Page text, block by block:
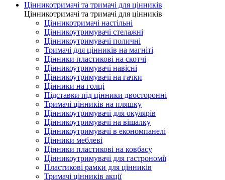
Цінникотримачі та тримачі для цінників
Цінникотримачі та тримачі для цінників
Цінникотримачі настільні
Цінникоутримувачі стелажні
Цінникоутримувачі поличні
Тримачі для цінників на магніті
Цінники пластикові на скотчі
Цінникоутримувачі навісні
Цінникоутримувачі на гачки
Цінники на голці
Підставки під цінники двосторонні
Тримачі цінників на пляшку
Цінникоутримувачі для окулярів
Цінникоутримувачі на вішалку
Цінникоутримувачі в економпанелі
Цінники меблеві
Цінники пластикові на ковбасу
Цінникоутримувачі для гастрономії
Пластикові рамки для цінників
Тримачі цінників акції